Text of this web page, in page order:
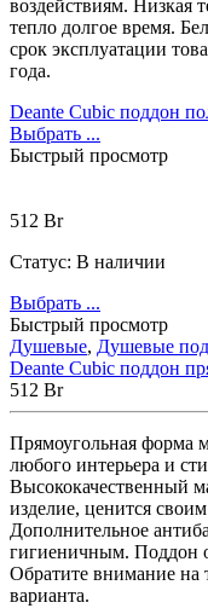
воздействиям. Низкая
тепло долгое время.
срок эксплуатации
года.
Deante Cubic поддон
Выбрать ...
Быстрый просмотр
512 Br
Статус: В наличии
Выбрать ...
Быстрый просмотр
Душевые, Душевые
Deante Cubic поддон
512 Br
Прямоугольная форма
любого интерьера и
Высококачественный
изделие, ценится
Дополнительное
гигиеничным. Поддон
Обратите внимание на
варианта.